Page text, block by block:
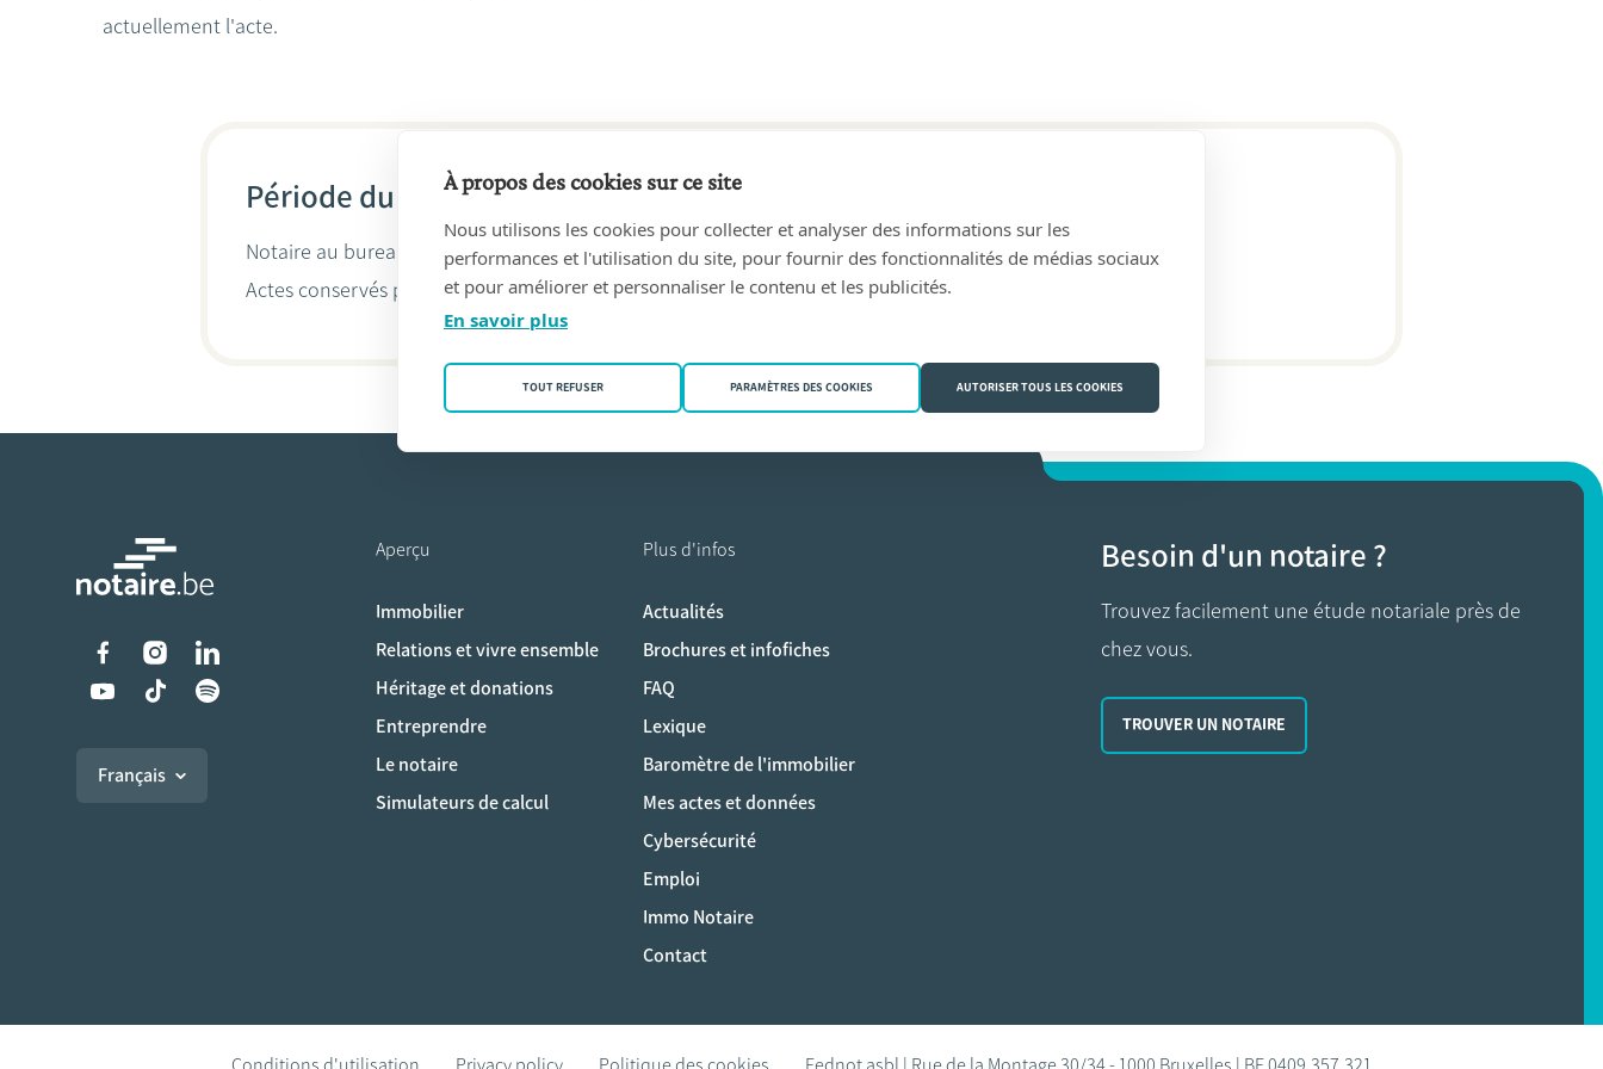
actuellement l'acte.
Période du 30/01/2019 au aujourd'hui
Notaire au bureau Lambrecht, Raskin & Dierynck, geassocieerde notarissen(8501 Kortrijk (Heule))
Actes conservés par
Christian Lambrecht
Liens vers les réseaux sociaux
Français
Aperçu
Immobilier
Relations et vivre ensemble
Héritage et donations
Entreprendre
Le notaire
Simulateurs de calcul
Plus d'infos
Actualités
Brochures et infofiches
FAQ
Lexique
Baromètre de l'immobilier
Mes actes et données
Cybersécurité
Emploi
Immo Notaire
Contact
Besoin d'un notaire ?
Trouvez facilement une étude notariale près de
chez vous.
TROUVER UN NOTAIRE
À propos des cookies sur ce site
Nous utilisons les cookies pour collecter et analyser des informations sur les
performances et l'utilisation du site, pour fournir des fonctionnalités de médias sociaux
et pour améliorer et personnaliser le contenu et les publicités.
En savoir plus
TOUT REFUSER PARAMÈTRES DES COOKIES AUTORISER TOUS LES COOKIES